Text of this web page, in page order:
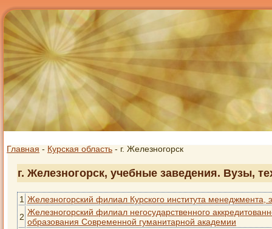
Главная - Курская область - г. Железногорск
г. Железногорск, учебные заведения. Вузы,
1 Железногорский филиал Курского института менеджмента,
2 Железногорский филиал негосударственного
образования Современной гуманитарной академии